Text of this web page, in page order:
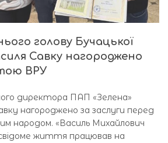
голову Бучацької
Савку нагороджено
ВРУ
директора ПАП «Зелена»
нагороджено за заслуги перед
народом. «Василь Михайлович
життя працював на